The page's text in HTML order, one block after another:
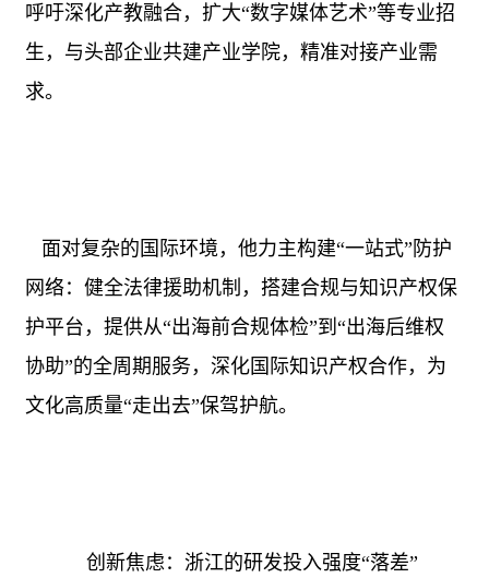
呼吁深化产教融合，扩大“数字媒体艺术”等专业招
生，与头部企业共建产业学院，精准对接产业需
求。
面对复杂的国际环境，他力主构建“一站式”防护
网络：健全法律援助机制，搭建合规与知识产权保
护平台，提供从“出海前合规体检”到“出海后维权
协助”的全周期服务，深化国际知识产权合作，为
文化高质量“走出去”保驾护航。
创新焦虑：浙江的研发投入强度“落差”